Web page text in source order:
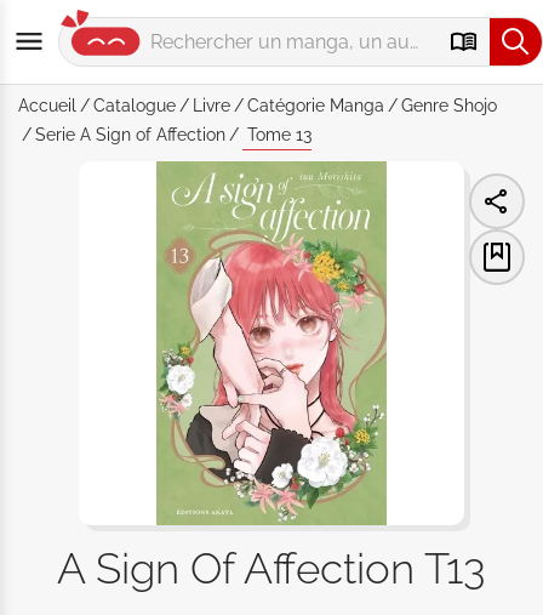
Accueil Catalogue Livre Catégorie Manga Genre Shojo
Serie A Sign of Affection Tome 13
A Sign Of Affection T13